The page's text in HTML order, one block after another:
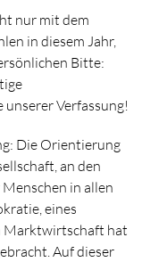
nur mit dem
in diesem Jahr,
Bitte:
Verfassung!
Die Orientierung
an den
in allen
eines
Marktwirtschaft hat
Auf dieser